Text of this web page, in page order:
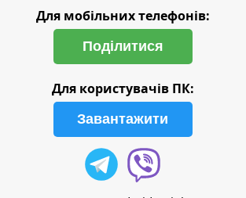
Для мобільних телефонів:
Поділитися
Для користувачів ПК:
Завантажити